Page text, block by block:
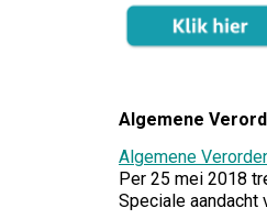
Algemene
Algemene
Per 25 mei 2018
Speciale aandacht